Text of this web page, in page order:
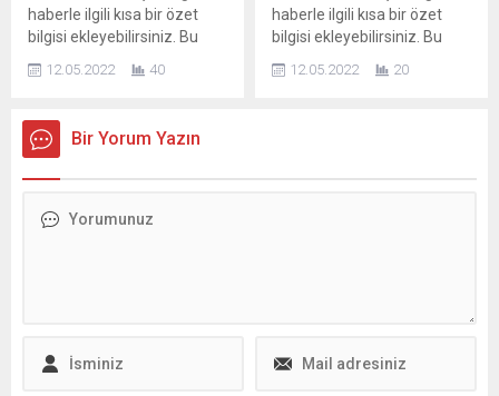
haberle ilgili kısa bir özet
bilgisi ekleyebilirsiniz. Bu
sayfasında "Özet"
Özet eklenmişse başlık
altında kalın olarak bu
kalır.
12.05.2022 40
haberle ilgili kısa bir özet
bilgisi ekleyebilirsiniz. Bu
sayfasında "Özet"
12.05.2022 20
Bir Yorum Yazın